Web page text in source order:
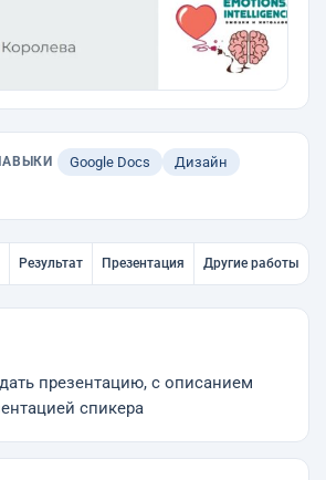
Google Docs
Дизайн
Результат Презентация Другие работы
презентацию, с описанием
спикера